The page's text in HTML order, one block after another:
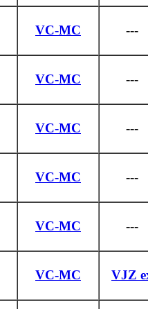
VC-MC ---
VC-MC ---
VC-MC ---
VC-MC ---
VC-MC ---
VC-MC VJZ